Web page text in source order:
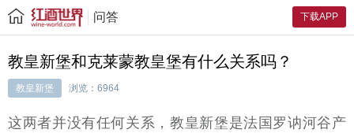
下载APP
问答
教皇新堡和克莱蒙教皇堡有什么关系吗？
教皇新堡 浏览：6964
这两者并没有任何关系，教皇新堡是法国罗讷河谷产